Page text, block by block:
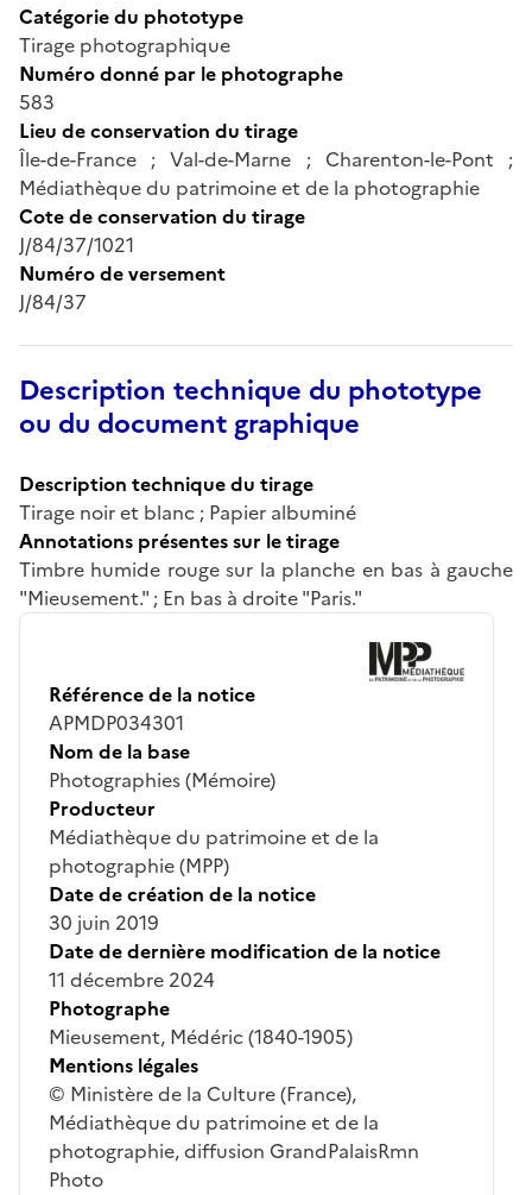
Catégorie du phototype
Tirage photographique
Numéro donné par le photographe
583
Lieu de conservation du tirage
Île-de-France ; Val-de-Marne ; Charenton-le-Pont ;
Médiathèque du patrimoine et de la photographie
Cote de conservation du tirage
J/84/37/1021
Numéro de versement
J/84/37
Description technique du phototype
ou du document graphique
Description technique du tirage
Tirage noir et blanc ; Papier albuminé
Annotations présentes sur le tirage
Timbre humide rouge sur la planche en bas à gauche
"Mieusement." ; En bas à droite "Paris."
Référence de la notice
APMDP034301
Nom de la base
Photographies (Mémoire)
Producteur
Médiathèque du patrimoine et de la
photographie (MPP)
Date de création de la notice
30 juin 2019
Date de dernière modification de la notice
11 décembre 2024
Photographe
Mieusement, Médéric (1840-1905)
Mentions légales
© Ministère de la Culture (France),
Médiathèque du patrimoine et de la
photographie, diffusion GrandPalaisRmn
Photo